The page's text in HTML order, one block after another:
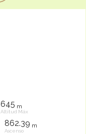
645 m
Altitud Máx
862.39 m
Ascenso